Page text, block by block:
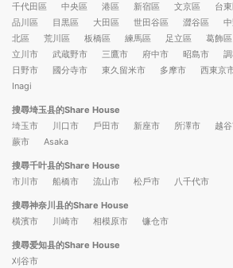
千代田區
中央區 港區 新宿區 文京區 台
品川區
目黒區 大田區 世田谷區 澀谷區
北區
荒川區 板橋區 練馬區 足立區 葛飾區
立川市
武蔵野市 三鷹市 府中市 昭島市
日野市
國分寺市 東久留米市 多摩市 西東京
Inagi
搜尋埼玉县的Share House
埼玉市
川口市 戶田市 新座市 所澤市 越
蕨市
Asaka
搜尋千叶县的Share House
市川市
船橋市 流山市 松戶市 八千代市
搜尋神奈川县的Share House
橫濱市
川崎市 相模原市 镰仓市
搜尋爱知县的Share House
刈谷市